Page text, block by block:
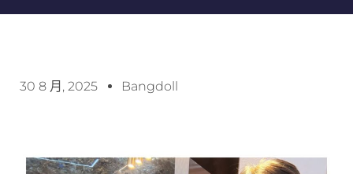
30 8 月, 2025 Bangdoll